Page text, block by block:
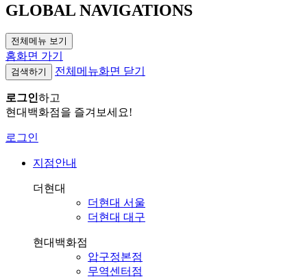
GLOBAL NAVIGATIONS
전체메뉴 보기
홈화면 가기
검색하기 전체메뉴화면 닫기
로그인하고
현대백화점을 즐겨보세요!
로그인
지점안내
더현대
더현대 서울
더현대 대구
현대백화점
압구정본점
무역센터점